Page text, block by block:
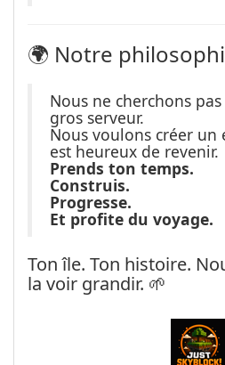
🌍 Notre
Nous ne cherchons
gros serveur.
Nous voulons créer un
est heureux de revenir.
Prends ton temps.
Construis.
Progresse.
Et profite du voyage.
Ton île. Ton histoire.
la voir grandir. 🌱